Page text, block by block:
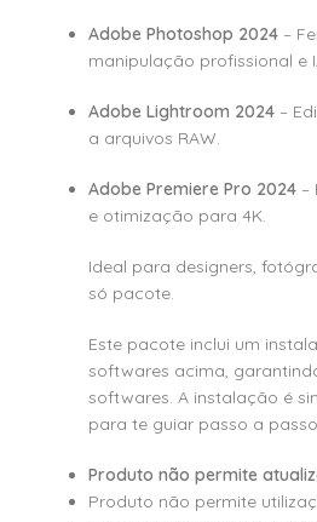
Adobe Photoshop 2024–
manipulação profissional e
Adobe Lightroom 2024–
a arquivos RAW.
Adobe Premiere Pro 2024–
e otimização para 4K.
Ideal para designers,
só pacote.
Este pacote inclui um
softwares acima,
softwares. A instalação é
para te guiar passo a
Produto não permite
Produto não permite